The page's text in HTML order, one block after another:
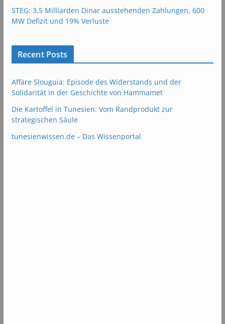
STEG: 3,5 Milliarden Dinar ausstehenden Zahlungen, 600
MW Defizit und 19% Verluste
Recent Posts
Affäre Slouguia: Episode des Widerstands und der
Solidarität in der Geschichte von Hammamet
Die Kartoffel in Tunesien: Vom Randprodukt zur
strategischen Säule
tunesienwissen.de – Das Wissenportal